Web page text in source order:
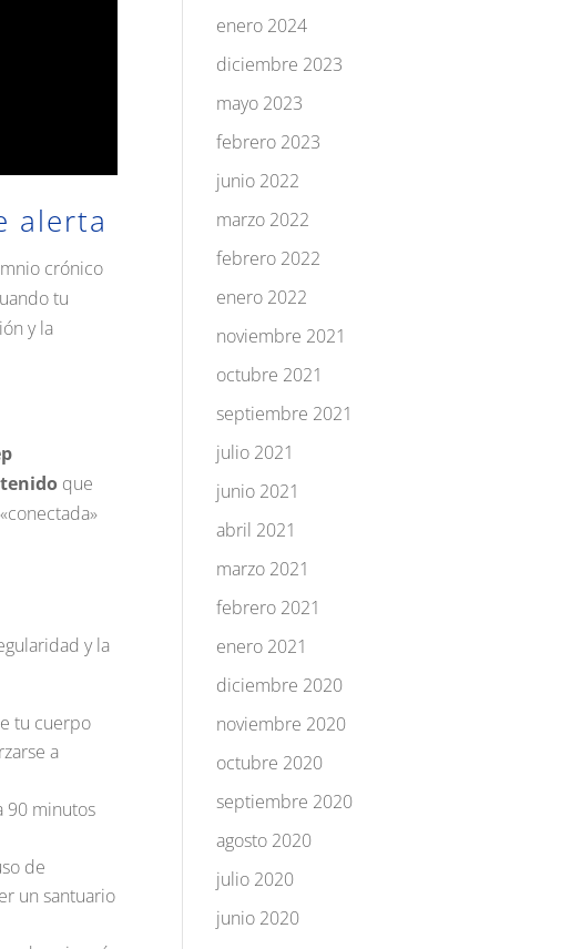
alerta
crónico
tu
y la
que
y la
tu cuerpo
a
90 minutos
de
un santuario
enero 2024
diciembre 2023
mayo 2023
febrero 2023
junio 2022
marzo 2022
febrero 2022
enero 2022
noviembre 2021
octubre 2021
septiembre 2021
julio 2021
junio 2021
abril 2021
marzo 2021
febrero 2021
enero 2021
diciembre 2020
noviembre 2020
octubre 2020
septiembre 2020
agosto 2020
julio 2020
junio 2020